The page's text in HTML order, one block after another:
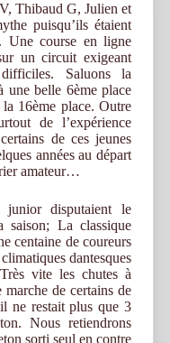
Thibaud G, Julien et
puisqu’ils étaient
Une course en ligne
un circuit exigeant
Saluons la
une belle 6ème place
16ème place. Outre
de l’expérience
de ces jeunes
années au départ
amateur…
junior disputaient le
saison; La classique
centaine de coureurs
dantesques
vite les chutes à
de certains de
ne restait plus que 3
Nous retiendrons
sorti seul en contre